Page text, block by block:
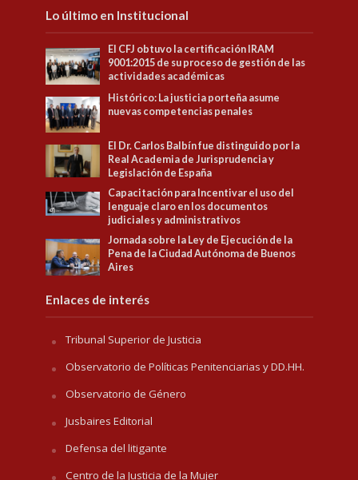
Lo último en Institucional
El CFJ obtuvo la certificación IRAM
9001:2015 de su proceso de gestión de las
actividades académicas
Histórico: La justicia porteña asume
nuevas competencias penales
El Dr. Carlos Balbín fue distinguido por la
Real Academia de Jurisprudencia y
Legislación de España
Capacitación para Incentivar el uso del
lenguaje claro en los documentos
judiciales y administrativos
Jornada sobre la Ley de Ejecución de la
Pena de la Ciudad Autónoma de Buenos
Aires
Enlaces de interés
Tribunal Superior de Justicia
Observatorio de Políticas Penitenciarias y DD.HH.
Observatorio de Género
Jusbaires Editorial
Defensa del litigante
Centro de la Justicia de la Mujer